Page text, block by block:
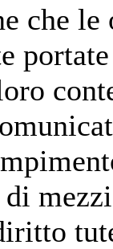
che